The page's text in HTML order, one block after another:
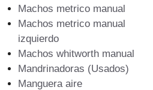
Machos metrico manual
Machos metrico manual
izquierdo
Machos whitworth manual
Mandrinadoras (Usados)
Manguera aire